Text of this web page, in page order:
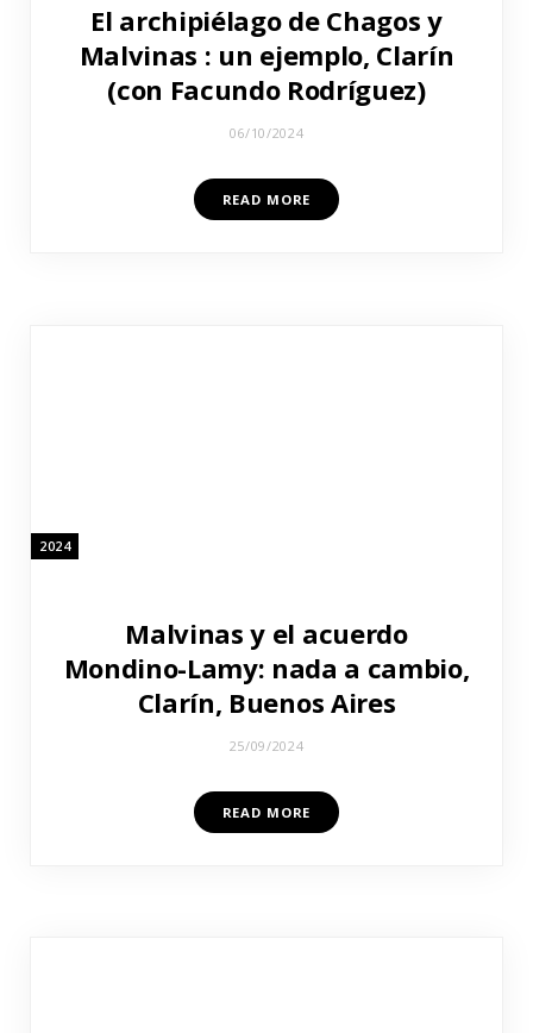
El archipiélago de Chagos y
Malvinas : un ejemplo, Clarín
(con Facundo Rodríguez)
06/10/2024
READ MORE
2024
Malvinas y el acuerdo
Mondino-Lamy: nada a cambio,
Clarín, Buenos Aires
25/09/2024
READ MORE